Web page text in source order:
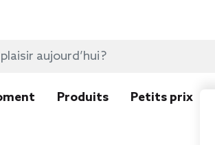
Produits Petits prix